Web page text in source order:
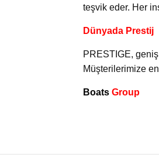
teşvik eder. Her
Dünyada Prestij
PRESTIGE,
Müşterilerimize
Boats Group